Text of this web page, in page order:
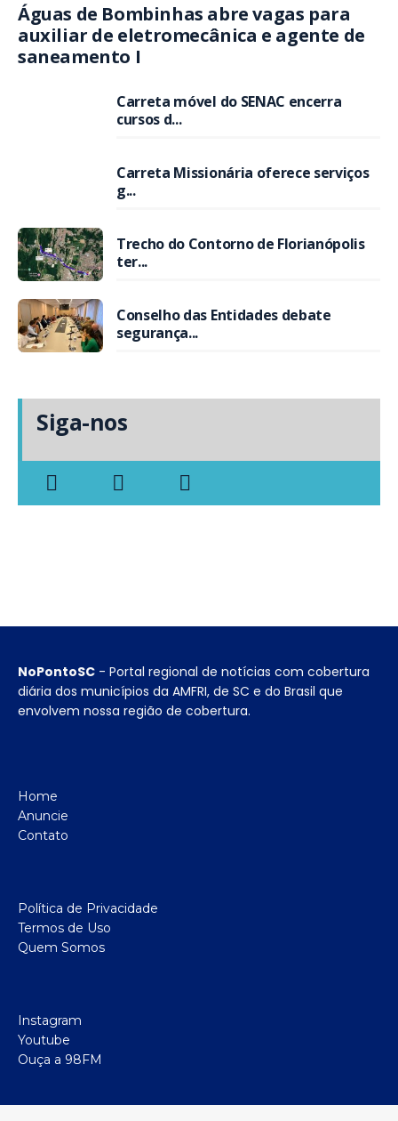
Águas de Bombinhas abre vagas para
auxiliar de eletromecânica e agente de
saneamento I
Carreta móvel do SENAC encerra
cursos d...
Carreta Missionária oferece serviços
g...
Trecho do Contorno de Florianópolis
ter...
Conselho das Entidades debate
segurança...
Siga-nos
NoPontoSC - Portal regional de notícias com cobertura
diária dos municípios da AMFRI, de SC e do Brasil que
envolvem nossa região de cobertura.
Home
Anuncie
Contato
Política de Privacidade
Termos de Uso
Quem Somos
Instagram
Youtube
Ouça a 98FM